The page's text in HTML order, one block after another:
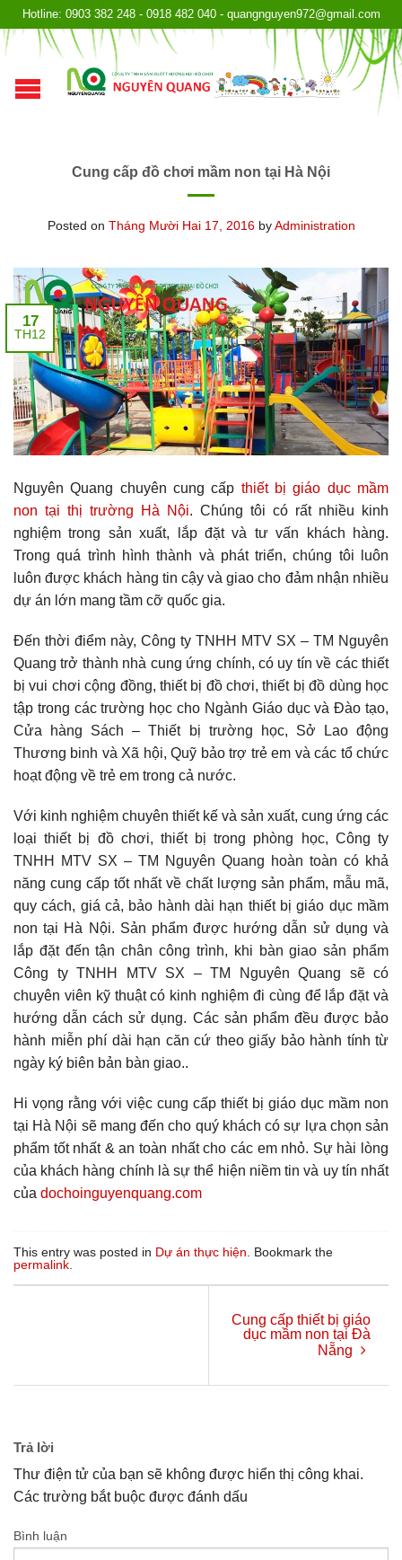
Hotline: 0903 382 248 - 0918 482 040 - quangnguyen972@gmail.com
Cung cấp đồ chơi mầm non tại Hà Nội
Posted on Tháng Mười Hai 17, 2016byAdministration
17
TH12
Nguyên Quang chuyên cung cấp thiết bị giáo dục mầm
non tại thị trường Hà Nội. Chúng tôi có rất nhiều kinh
nghiệm trong sản xuất, lắp đặt và tư vấn khách hàng.
Trong quá trình hình thành và phát triển, chúng tôi luôn
luôn được khách hàng tin cậy và giao cho đảm nhận nhiều
dự án lớn mang tầm cỡ quốc gia.
Đến thời điểm này, Công ty TNHH MTV SX – TM Nguyên
Quang trở thành nhà cung ứng chính, có uy tín về các thiết
bị vui chơi cộng đồng, thiết bị đồ chơi, thiết bị đồ dùng học
tập trong các trường học cho Ngành Giáo dục và Đào tạo,
Cửa hàng Sách – Thiết bị trường học, Sở Lao động
Thương binh và Xã hội, Quỹ bảo trợ trẻ em và các tổ chức
hoạt động về trẻ em trong cả nước.
Với kinh nghiệm chuyên thiết kế và sản xuất, cung ứng các
loại thiết bị đồ chơi, thiết bị trong phòng học, Công ty
TNHH MTV SX – TM Nguyên Quang hoàn toàn có khả
năng cung cấp tốt nhất về chất lượng sản phẩm, mẫu mã,
quy cách, giá cả, bảo hành dài hạn thiết bị giáo dục mầm
non tại Hà Nội. Sản phẩm được hướng dẫn sử dụng và
lắp đặt đến tận chân công trình, khi bàn giao sản phẩm
Công ty TNHH MTV SX – TM Nguyên Quang sẽ có
chuyên viên kỹ thuật có kinh nghiệm đi cùng để lắp đặt và
hướng dẫn cách sử dụng. Các sản phẩm đều được bảo
hành miễn phí dài hạn căn cứ theo giấy bảo hành tính từ
ngày ký biên bản bàn giao..
Hi vọng rằng với việc cung cấp thiết bị giáo dục mầm non
tại Hà Nội sẽ mang đến cho quý khách có sự lựa chọn sản
phẩm tốt nhất & an toàn nhất cho các em nhỏ. Sự hài lòng
của khách hàng chính là sự thể hiện niềm tin và uy tín nhất
của dochoinguyenquang.com
This entry was posted in Dự án thực hiện . Bookmark the
permalink
Cung cấp thiết bị giáo
dục mầm non tại Đà
Nẵng
Trả lời
Thư điện tử của bạn sẽ không được hiển thị công khai.
Các trường bắt buộc được đánh dấu
Bình luận